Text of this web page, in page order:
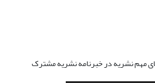
مهم نشریه در خبرنامه نشریه مشترک